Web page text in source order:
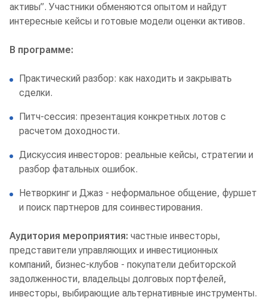
активы”. Участники обменяются опытом и найдут
интересные кейсы и готовые модели оценки активов.
В программе:
Практический разбор: как находить и закрывать
сделки.
Питч-сессия: презентация конкретных лотов с
расчетом доходности.
Дискуссия инвесторов: реальные кейсы, стратегии и
разбор фатальных ошибок.
Нетворкинг и Джаз - неформальное общение, фуршет
и поиск партнеров для соинвестирования.
Аудитория мероприятия: частные инвесторы,
представители управляющих и инвестиционных
компаний, бизнес-клубов - покупатели дебиторской
задолженности, владельцы долговых портфелей,
инвесторы, выбирающие альтернативные инструменты.